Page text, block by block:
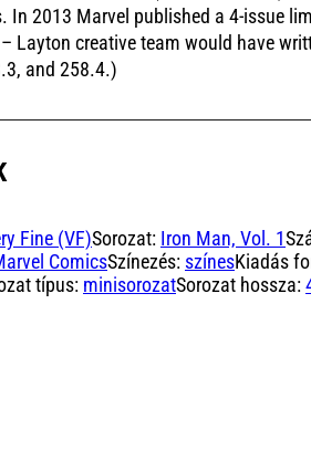
In 2013 Marvel published a 4-issue
Layton creative team would have
and 258.4.)
Fine (VF)Sorozat: Iron Man, Vol. 1
ComicsSzínezés: színesKiadás
típus: minisorozatSorozat hossza: